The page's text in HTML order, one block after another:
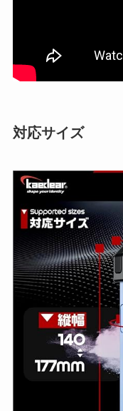
対応サイズ